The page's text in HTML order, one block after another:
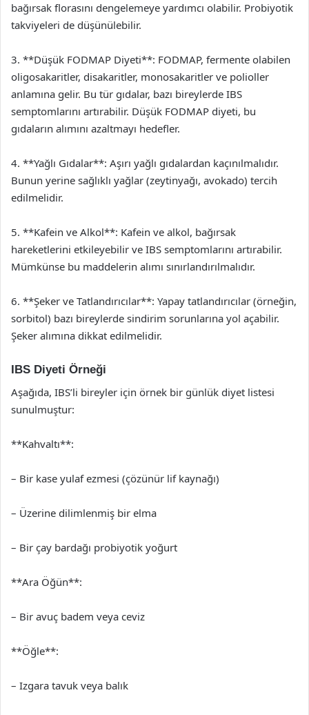
bağırsak florasını dengelemeye yardımcı olabilir. Probiyotik
takviyeleri de düşünülebilir.
3. **Düşük FODMAP Diyeti**: FODMAP, fermente olabilen
oligosakaritler, disakaritler, monosakaritler ve polioller
anlamına gelir. Bu tür gıdalar, bazı bireylerde IBS
semptomlarını artırabilir. Düşük FODMAP diyeti, bu
gıdaların alımını azaltmayı hedefler.
4. **Yağlı Gıdalar**: Aşırı yağlı gıdalardan kaçınılmalıdır.
Bunun yerine sağlıklı yağlar (zeytinyağı, avokado) tercih
edilmelidir.
5. **Kafein ve Alkol**: Kafein ve alkol, bağırsak
hareketlerini etkileyebilir ve IBS semptomlarını artırabilir.
Mümkünse bu maddelerin alımı sınırlandırılmalıdır.
6. **Şeker ve Tatlandırıcılar**: Yapay tatlandırıcılar (örneğin,
sorbitol) bazı bireylerde sindirim sorunlarına yol açabilir.
Şeker alımına dikkat edilmelidir.
IBS Diyeti Örneği
Aşağıda, IBS’li bireyler için örnek bir günlük diyet listesi
sunulmuştur:
**Kahvaltı**:
– Bir kase yulaf ezmesi (çözünür lif kaynağı)
– Üzerine dilimlenmiş bir elma
– Bir çay bardağı probiyotik yoğurt
**Ara Öğün**:
– Bir avuç badem veya ceviz
**Öğle**:
– Izgara tavuk veya balık